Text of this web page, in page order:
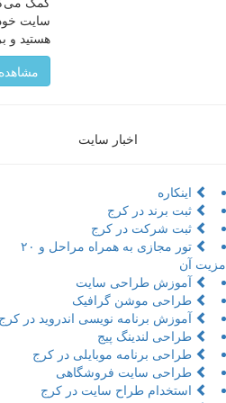
سایت
هستید و
مشاهده
اخبار سایت
اینکاره
ثبت برند در کرج
ثبت شرکت در کرج
تور مجازی به همراه مراحل و ۲۰
مزیت آن
آموزش طراحی سایت
طراحی موشن گرافیک
آموزش برنامه نویسی اندروید در کرج
طراحی لندینگ پیج
طراحی برنامه موبایلی در کرج
طراحی سایت فروشگاهی
استخدام طراح سایت در کرج